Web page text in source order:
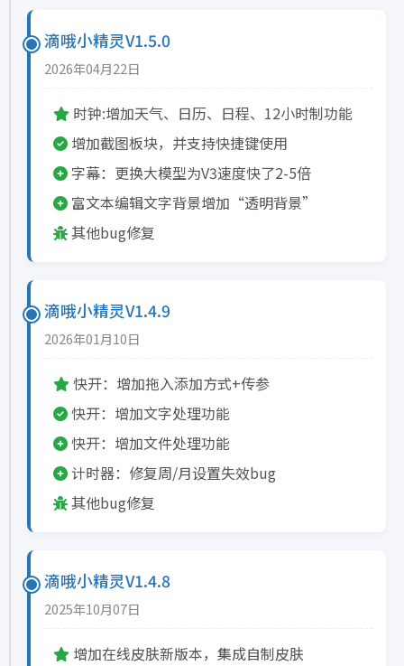
滴哦小精灵V1.5.0
2026年04月22日
时钟:增加天气、日历、日程、12小时制功能
增加截图板块，并支持快捷键使用
字幕：更换大模型为V3速度快了2-5倍
富文本编辑文字背景增加“透明背景”
其他bug修复
滴哦小精灵V1.4.9
2026年01月10日
快开：增加拖入添加方式+传参
快开：增加文字处理功能
快开：增加文件处理功能
计时器：修复周/月设置失效bug
其他bug修复
滴哦小精灵V1.4.8
2025年10月07日
增加在线皮肤新版本，集成自制皮肤